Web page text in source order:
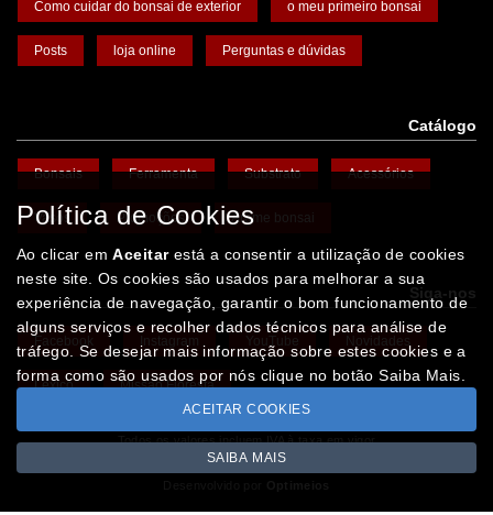
Como cuidar do bonsai de exterior o meu primeiro bonsai
Posts loja online Perguntas e dúvidas
Catálogo
Bonsais Ferramenta Substrato Acessórios
Vasos Promoções Arame bonsai
Siga-nos
Facebook Instagram YouTube Novidades
Léxico Missão Floresta
Todos os valores incluem IVA à taxa em vigor
Copyright © IBERBONSAI.pt 2026
Política de Cookies
Ao clicar emAceitarestá a consentir a utilização de cookies
neste site. Os cookies são usados para melhorar a sua
experiência de navegação, garantir o bom funcionamento de
alguns serviços e recolher dados técnicos para análise de
tráfego. Se desejar mais informação sobre estes cookies e a
forma como são usados por nós clique no botão Saiba Mais.
ACEITAR COOKIES
SAIBA MAIS